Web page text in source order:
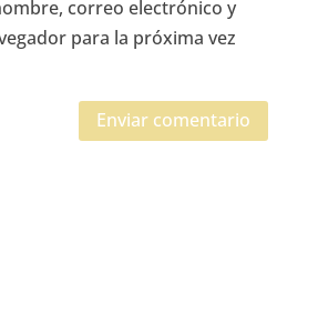
correo electrónico y
para la próxima vez